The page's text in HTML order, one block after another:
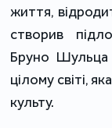
життя,
створив
Бруно Шульца
цілому світі,
культу.